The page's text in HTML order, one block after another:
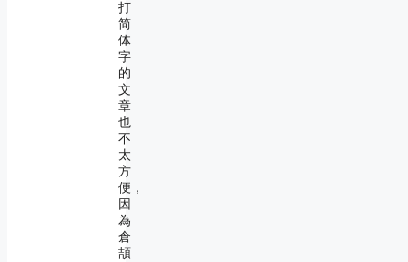
打
简
体
字
的
文
章
也
不
太
方
便，
因
為
倉
頡